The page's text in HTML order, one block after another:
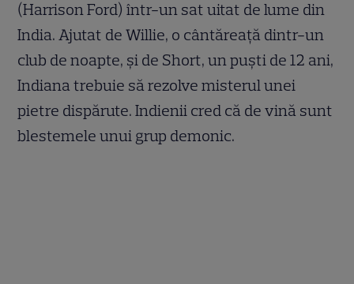
(Harrison Ford) într-un sat uitat de lume din
India. Ajutat de Willie, o cântăreaţă dintr-un
club de noapte, şi de Short, un puşti de 12 ani,
Indiana trebuie să rezolve misterul unei
pietre dispărute. Indienii cred că de vină sunt
blestemele unui grup demonic.